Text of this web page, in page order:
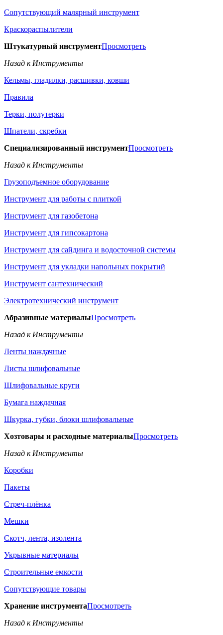
Сопутствующий малярный инструмент
Краскораспылители
Штукатурный инструментПросмотреть
Назад к Инструменты
Кельмы, гладилки, расшивки, ковши
Правила
Терки, полутерки
Шпатели, скребки
Специализированный инструментПросмотреть
Назад к Инструменты
Грузоподъемное оборудование
Инструмент для работы с плиткой
Инструмент для газобетона
Инструмент для гипсокартона
Инструмент для сайдинга и водосточной системы
Инструмент для укладки напольных покрытий
Инструмент сантехнический
Электротехнический инструмент
Абразивные материалыПросмотреть
Назад к Инструменты
Ленты наждачные
Листы шлифовальные
Шлифовальные круги
Бумага наждачная
Шкурка, губки, блоки шлифовальные
Хозтовары и расходные материалыПросмотреть
Назад к Инструменты
Коробки
Пакеты
Стреч-плёнка
Мешки
Скотч, лента, изолента
Укрывные материалы
Строительные емкости
Сопутствующие товары
Хранение инструментаПросмотреть
Назад к Инструменты